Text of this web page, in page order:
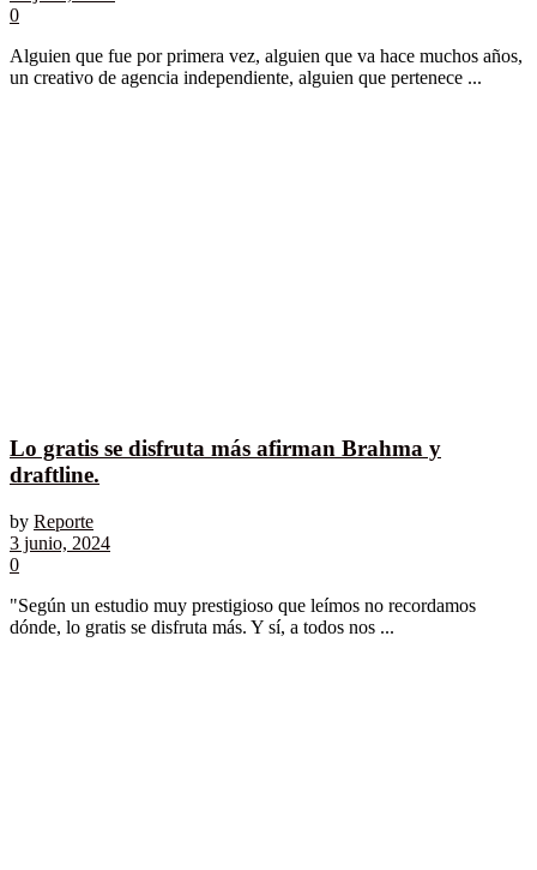
0
Alguien que fue por primera vez, alguien que va hace muchos años,
un creativo de agencia independiente, alguien que pertenece ...
Lo gratis se disfruta más afirman Brahma y
draftline.
by Reporte
3 junio, 2024
0
"Según un estudio muy prestigioso que leímos no recordamos
dónde, lo gratis se disfruta más. Y sí, a todos nos ...